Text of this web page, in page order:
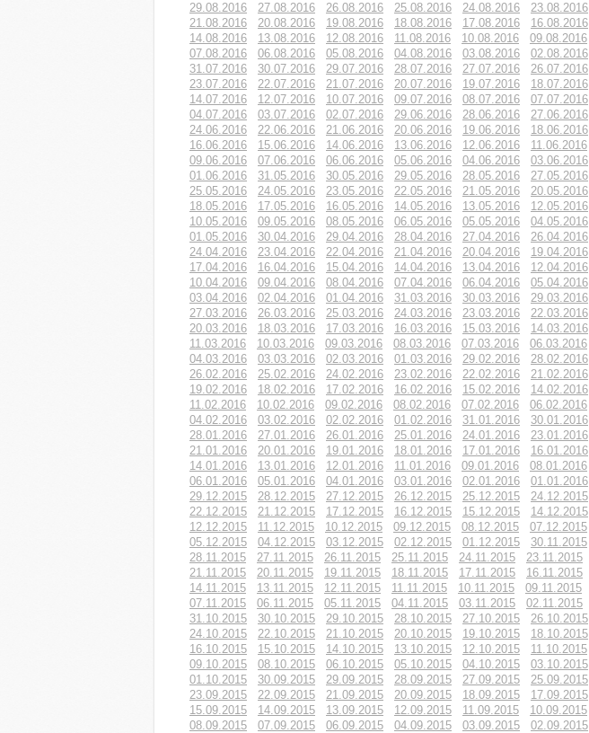
29.08.2016
27.08.2016 26.08.2016 25.08.2016 24.08.2016 23.08.2016
21.08.2016
20.08.2016 19.08.2016 18.08.2016 17.08.2016 16.08.2016
14.08.2016
13.08.2016 12.08.2016 11.08.2016 10.08.2016 09.08.2016
07.08.2016
06.08.2016 05.08.2016 04.08.2016 03.08.2016 02.08.2016
31.07.2016
30.07.2016 29.07.2016 28.07.2016 27.07.2016 26.07.2016
23.07.2016
22.07.2016 21.07.2016 20.07.2016 19.07.2016 18.07.2016
14.07.2016
12.07.2016 10.07.2016 09.07.2016 08.07.2016 07.07.2016
04.07.2016
03.07.2016 02.07.2016 29.06.2016 28.06.2016 27.06.2016
24.06.2016
22.06.2016 21.06.2016 20.06.2016 19.06.2016 18.06.2016
16.06.2016
15.06.2016 14.06.2016 13.06.2016 12.06.2016 11.06.2016
09.06.2016
07.06.2016 06.06.2016 05.06.2016 04.06.2016 03.06.2016
01.06.2016
31.05.2016 30.05.2016 29.05.2016 28.05.2016 27.05.2016
25.05.2016
24.05.2016 23.05.2016 22.05.2016 21.05.2016 20.05.2016
18.05.2016
17.05.2016 16.05.2016 14.05.2016 13.05.2016 12.05.2016
10.05.2016
09.05.2016 08.05.2016 06.05.2016 05.05.2016 04.05.2016
01.05.2016
30.04.2016 29.04.2016 28.04.2016 27.04.2016 26.04.2016
24.04.2016
23.04.2016 22.04.2016 21.04.2016 20.04.2016 19.04.2016
17.04.2016
16.04.2016 15.04.2016 14.04.2016 13.04.2016 12.04.2016
10.04.2016
09.04.2016 08.04.2016 07.04.2016 06.04.2016 05.04.2016
03.04.2016
02.04.2016 01.04.2016 31.03.2016 30.03.2016 29.03.2016
27.03.2016
26.03.2016 25.03.2016 24.03.2016 23.03.2016 22.03.2016
20.03.2016
18.03.2016 17.03.2016 16.03.2016 15.03.2016 14.03.2016
11.03.2016
10.03.2016 09.03.2016 08.03.2016 07.03.2016 06.03.2016
04.03.2016
03.03.2016 02.03.2016 01.03.2016 29.02.2016 28.02.2016
26.02.2016
25.02.2016 24.02.2016 23.02.2016 22.02.2016 21.02.2016
19.02.2016
18.02.2016 17.02.2016 16.02.2016 15.02.2016 14.02.2016
11.02.2016
10.02.2016 09.02.2016 08.02.2016 07.02.2016 06.02.2016
04.02.2016
03.02.2016 02.02.2016 01.02.2016 31.01.2016 30.01.2016
28.01.2016
27.01.2016 26.01.2016 25.01.2016 24.01.2016 23.01.2016
21.01.2016
20.01.2016 19.01.2016 18.01.2016 17.01.2016 16.01.2016
14.01.2016
13.01.2016 12.01.2016 11.01.2016 09.01.2016 08.01.2016
06.01.2016
05.01.2016 04.01.2016 03.01.2016 02.01.2016 01.01.2016
29.12.2015
28.12.2015 27.12.2015 26.12.2015 25.12.2015 24.12.2015
22.12.2015
21.12.2015 17.12.2015 16.12.2015 15.12.2015 14.12.2015
12.12.2015
11.12.2015 10.12.2015 09.12.2015 08.12.2015 07.12.2015
05.12.2015
04.12.2015 03.12.2015 02.12.2015 01.12.2015 30.11.2015
28.11.2015
27.11.2015 26.11.2015 25.11.2015 24.11.2015 23.11.2015
21.11.2015
20.11.2015 19.11.2015 18.11.2015 17.11.2015 16.11.2015
14.11.2015
13.11.2015 12.11.2015 11.11.2015 10.11.2015 09.11.2015
07.11.2015
06.11.2015 05.11.2015 04.11.2015 03.11.2015 02.11.2015
31.10.2015
30.10.2015 29.10.2015 28.10.2015 27.10.2015 26.10.2015
24.10.2015
22.10.2015 21.10.2015 20.10.2015 19.10.2015 18.10.2015
16.10.2015
15.10.2015 14.10.2015 13.10.2015 12.10.2015 11.10.2015
09.10.2015
08.10.2015 06.10.2015 05.10.2015 04.10.2015 03.10.2015
01.10.2015
30.09.2015 29.09.2015 28.09.2015 27.09.2015 25.09.2015
23.09.2015
22.09.2015 21.09.2015 20.09.2015 18.09.2015 17.09.2015
15.09.2015
14.09.2015 13.09.2015 12.09.2015 11.09.2015 10.09.2015
08.09.2015
07.09.2015 06.09.2015 04.09.2015 03.09.2015 02.09.2015